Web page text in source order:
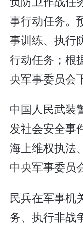
事行动任务。
事训练、执行
行动任务；根
央军事委员会
中国人民武装
发社会安全事
海上维权执法
中央军事委员
民兵在军事机
务、执行非战